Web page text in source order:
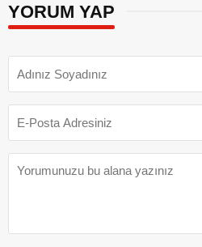
YORUM YAP